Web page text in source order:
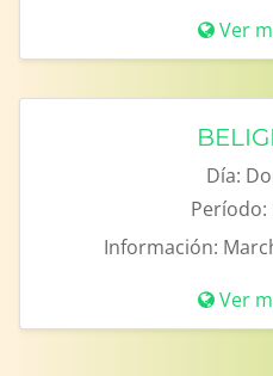
Ver
Día:
Período:
Información:
Ver